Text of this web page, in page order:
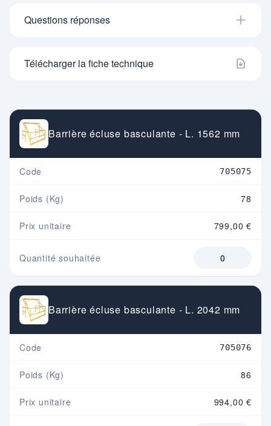
Questions réponses
Télécharger la fiche technique
Barrière écluse basculante - L. 1562 mm
Code 705075
Poids (Kg) 78
Prix unitaire 799,00 €
Quantité souhaitée
Barrière écluse basculante - L. 2042 mm
Code 705076
Poids (Kg) 86
Prix unitaire 994,00 €